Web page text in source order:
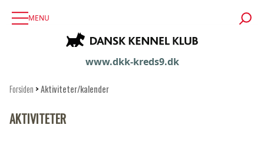
MENU
www.dkk-kreds9.dk
Forsiden >Aktiviteter/kalender
AKTIVITETER